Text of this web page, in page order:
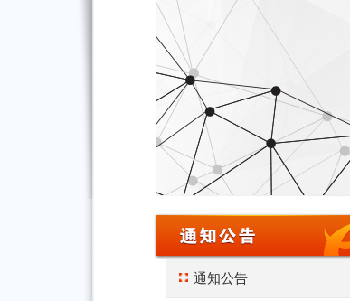
“智赢未来——人工智能+
北京市广电局关于开展
通知公告